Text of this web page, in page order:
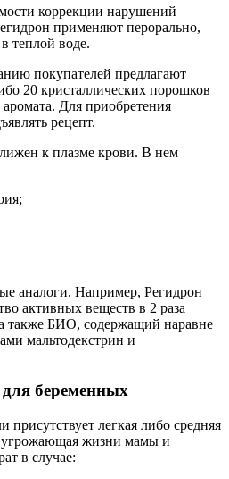
коррекции нарушений
применяют перорально,
теплой воде.
покупателей предлагают
20 кристаллических порошков
Для приобретения
рецепт.
к плазме крови. В нем
аналоги. Например, Регидрон
активных веществ в 2 раза
также БИО, содержащий наравне
мальтодекстрин и
беременных
легкая либо средняя
угрожающая жизни мамы и
в случае: